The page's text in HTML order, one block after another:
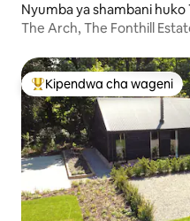
Nyumba ya shambani huko
The Arch, The Fonthill
Kipendwa maarufu cha
Kipendwa cha wageni